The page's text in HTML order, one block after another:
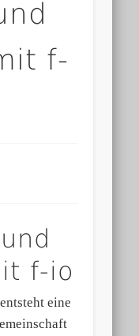
f-
f-io
eine